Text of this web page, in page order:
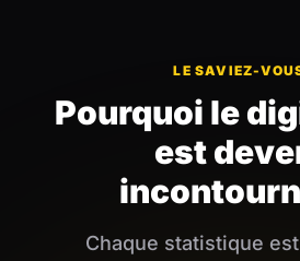
LE SAVIEZ-
Pourquoi le
est
Chaque statistique est